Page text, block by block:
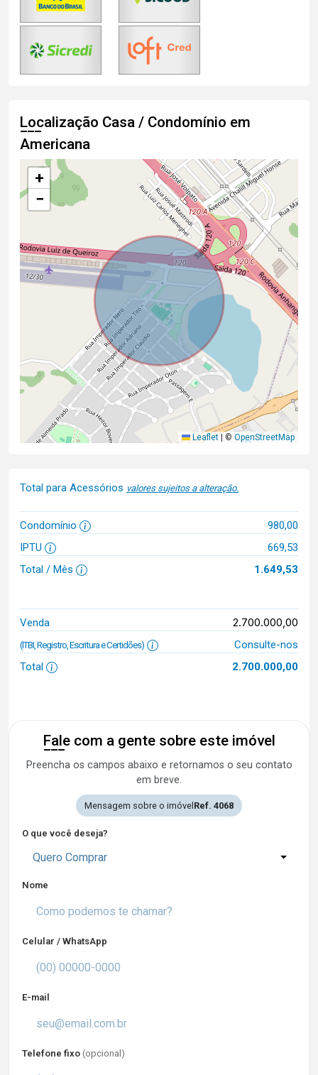
Localização Casa / Condomínio em
Americana
+
−
Leaflet © OpenStreetMap
Total para Acessórios valores sujeitos a alteração.
Condomínio
980,00
IPTU
669,53
Total / Mês
1.649,53
Venda 2.700.000,00
(ITBI, Registro, Escritura e Certidões)
Consulte-nos
Total
2.700.000,00
Fale com a gente sobre este imóvel
Preencha os campos abaixo e retornamos o seu contato
em breve.
Mensagem sobre o imóvel Ref. 4068
O que você deseja?
Quero Comprar
Nome
Celular / WhatsApp
E-mail
Telefone fixo (opcional)